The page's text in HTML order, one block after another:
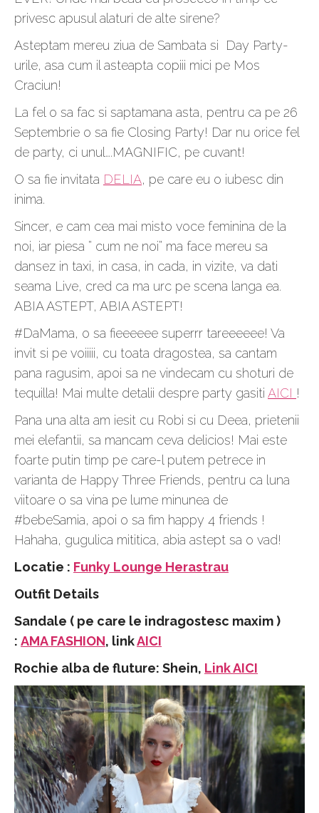
privesc apusul alaturi de alte sirene?
Asteptam mereu ziua de Sambata si Day Party-
urile, asa cum il asteapta copiii mici pe Mos
Craciun!
La fel o sa fac si saptamana asta, pentru ca pe 26
Septembrie o sa fie Closing Party! Dar nu orice fel
de party, ci unul….MAGNIFIC, pe cuvant!
O sa fie invitata DELIA, pe care eu o iubesc din
inima.
Sincer, e cam cea mai misto voce feminina de la
noi, iar piesa ” cum ne noi” ma face mereu sa
dansez in taxi, in casa, in cada, in vizite, va dati
seama Live, cred ca ma urc pe scena langa ea.
ABIA ASTEPT, ABIA ASTEPT!
#DaMama, o sa fieeeeee superrr tareeeeee! Va
invit si pe voiiiii, cu toata dragostea, sa cantam
pana ragusim, apoi sa ne vindecam cu shoturi de
tequilla! Mai multe detalii despre party gasiti AICI !
Pana una alta am iesit cu Robi si cu Deea, prietenii
mei elefantii, sa mancam ceva delicios! Mai este
foarte putin timp pe care-l putem petrece in
varianta de Happy Three Friends, pentru ca luna
viitoare o sa vina pe lume minunea de
#bebeSamia, apoi o sa fim happy 4 friends !
Hahaha, gugulica mititica, abia astept sa o vad!
Locatie : Funky Lounge Herastrau
Outfit Details
Sandale ( pe care le indragostesc maxim )
: AMA FASHION, linkAICI
Rochie alba de fluture: Shein, Link AICI